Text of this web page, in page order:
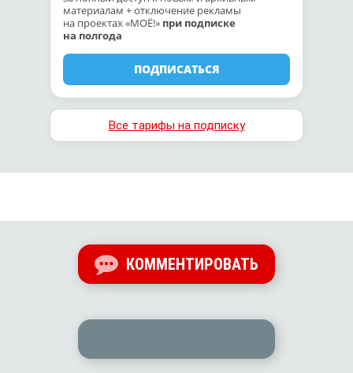
материалам + отключение рекламы
на проектах «МОЁ!» при подписке
на полгода
ПОДПИСАТЬСЯ
Все тарифы на подписку
КОММЕНТИРОВАТЬ